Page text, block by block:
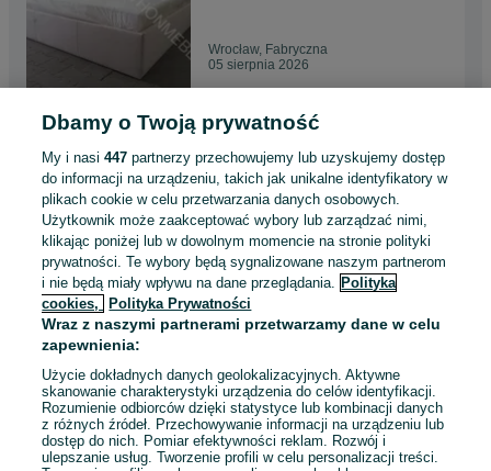
małżeńskie, panelowe.
Wrocław, Fabryczna
05 sierpnia 2026
Łóżko tapicerowane FARRO z
pojemnikiem na pościel i
metalowym, podnoszonym
stelażem
90/120/140/160/180/200x200.
Łóżko sypialniane,
małżeńskie.
1 229 zł
Kraków, Prądnik Biały
05 sierpnia 2026
Łóżko tapicerowane JULA z
pojemnikiem na pościel,
stelażem
90/120/140/160/180/200x200.
Łóżko sypialniane,
małżeńskie. Szare, beż
Poznań, Grunwald
05 sierpnia 2026
Dbamy o Twoją prywatność
My i nasi447 partnerzy przechowujemy lub uzyskujemy dostęp
do informacji na urządzeniu, takich jak unikalne identyfikatory w
plikach cookie w celu przetwarzania danych osobowych.
Użytkownik może zaakceptować wybory lub zarządzać nimi,
klikając poniżej lub w dowolnym momencie na stronie polityki
prywatności. Te wybory będą sygnalizowane naszym partnerom
i nie będą miały wpływu na dane przeglądania. Polityka
cookies,
Polityka Prywatności
Wraz z naszymi partnerami przetwarzamy dane w celu
zapewnienia:
Użycie dokładnych danych geolokalizacyjnych. Aktywne
skanowanie charakterystyki urządzenia do celów identyfikacji.
Rozumienie odbiorców dzięki statystyce lub kombinacji danych
z różnych źródeł. Przechowywanie informacji na urządzeniu lub
dostęp do nich. Pomiar efektywności reklam. Rozwój i
ulepszanie usług. Tworzenie profili w celu personalizacji treści.